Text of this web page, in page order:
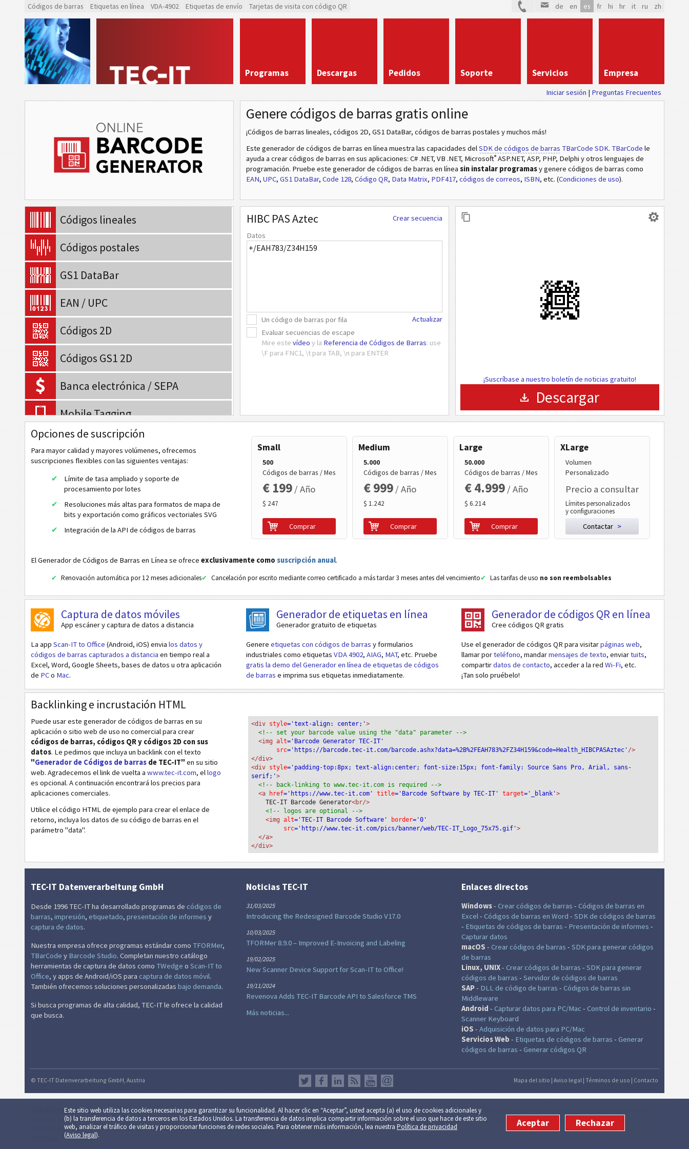
Este sitio web utiliza las cookies necesarias para garantizar su fun­cio­na­li­dad. Al hacer clic en “Aceptar”, usted acepta (a) el uso de cookies adicionales y
(b) la trans­fe­ren­cia de datos a terceros en los Estados Unidos. La trans­fe­ren­cia de datos implica compartir información sobre el uso que hace de este sitio
web, analizar el tráfico de visitas y pro­por­cio­nar funciones de redes sociales. Para obtener más información, lea nuestra Política de privacidad
(Aviso legal).
Aceptar Rechazar
Códigos de barras Etiquetas en línea VDA-4902 Etiquetas de envío Tarjetas de visita con código QR de en es fr hi hr it ru zh
Programas Descargas Pedidos Soporte Servicios Empresa
Iniciar sesión | Preguntas Frecuentes
Genere códigos de barras gratis online
¡Códigos de barras lineales, códigos 2D, GS1 DataBar, códigos de barras postales y muchos más!
Este generador de códigos de barras en línea muestra las capacidades delSDK de códigos de barras TBarCode SDK. TBarCode le
ayuda a crear códigos de barras en sus aplicaciones: C# .NET, VB .NET, Microsoft® ASP.NET, ASP, PHP, Delphi y otros lenguajes de
programación. Pruebe este generador de códigos de barras en línea sin instalar programasy genere códigos de barras como
EAN, UPC, GS1 DataBar, Code 128, Código QR, Data Matrix, PDF417, códigos de correos, ISBN, etc. (Condiciones de uso).
Códigos lineales
Códigos postales
GS1 DataBar
EAN / UPC
Códigos 2D
Códigos GS1 2D
Banca electrónica / SEPA
Mobile Tagging
Códigos de sanidad
Code32
Flattermarken
HIBC LIC 39
HIBC LIC Aztec
HIBC LIC Data Matrix
HIBC LIC Micro PDF 417
HIBC LIC PDF417
HIBC LIC QR-Code
HIBC PAS 39
HIBC PAS Aztec
HIBC PAS Data Matrix
HIBC PAS Micro PDF417
HIBC PAS PDF417
HIBC PAS QR-Code
NTIN (Data Matrix)
Pharmacode One-Track
PPN (Pharmacy Product Number)
Tarjetas de visita
Eventos
Código Wi-Fi
Crear secuencia
HIBC PAS Aztec
Datos
Un código de barras por fila
Evaluar secuencias de escape
Mire este vídeo y la Referencia de Códigos de Barras: use
\F para FNC1, \t para TAB, \n para ENTER
Actualizar
¡Suscríbase a nuestro boletín de noticias gratuito!
Descargar
Opciones de suscripción
Para mayor calidad y mayores volúmenes, ofrecemos
suscripciones flexibles con las siguientes ventajas:
Límite de tasa ampliado y soporte de
procesamiento por lotes
Resoluciones más altas para formatos de mapa de
bits y exportación como gráficos vectoriales SVG
Integración de la API de códigos de barras
Small
500
Códigos de barras / Mes
€ 199 / Año
$ 247
Comprar
Medium
5.000
Códigos de barras / Mes
€ 999 / Año
$ 1.242
Comprar
Large
50.000
Códigos de barras / Mes
€ 4.999 / Año
$ 6.214
Comprar
XLarge
Volumen
Personalizado
Precio a consultar
Límites personalizados
y configuraciones
Contactar >
El Generador de Códigos de Barras en Línea se ofrece exclusivamente como suscripción anual.
Renovación automática por 12 meses adicionales Cancelación por escrito mediante correo certificado a más tardar 3 meses antes del vencimiento Las tarifas de uso no son reembolsables
Captura de datos móviles
App escáner y captura de datos a distancia
La app Scan-IT to Office (Android, iOS) envia los datos y
códigos de barras capturados a distancia en tiempo real a
Excel, Word, Google Sheets, bases de datos u otra aplicación
de PCo Mac.
Generador de etiquetas en línea
Generador gratuito de etiquetas
Genere etiquetas con códigos de barras y formularios
industriales como etiquetas VDA 4902, AIAG, MAT, etc. Pruebe
gratis la demo del Generador en línea de etiquetas de códigos
de barras e imprima sus etiquetas inmediatamente.
Generador de códigos QR en línea
Cree códigos QR gratis
Use el generador de códigos QR para visitarpáginas web,
llamar porteléfono, mandarmensajes de texto, enviartuits,
compartirdatos de contacto, acceder a la red Wi-Fi, etc.
¡Tan solo pruébelo!
Backlinking e incrustación HTML
Puede usar este generador de códigos de barras en su
aplicación o sitio web de uso no comercial para crear
códigos de barras, códigos QR y códigos 2D con sus
datos. Le pedimos que incluya un backlink con el texto
"Generador de Códigos de barras de TEC-IT" en su sitio
web. Agradecemos el link de vuelta a www.tec-it.com, ellogo
es opcional. A continuación encontrará los precios para
aplicaciones comerciales.
Utilice el código HTML de ejemplo para crear el enlace de
retorno, incluya los datos de su código de barras en el
parámetro "data".
<div style='text-align: center;'>
<!-- set your barcode value using the "data" parameter -->
<img alt='Barcode Generator TEC-IT'
src='https://barcode.tec-it.com/barcode.ashx?data=%2B%2FEAH783%2FZ34H159&code=Health_HIBCPASAztec' />
</div>
<div style='padding-top:8px; text-align:center; font-size:15px; font-family: Source Sans Pro, Arial, sans-
serif;'>
<!-- back-linking to www.tec-it.com is required -->
<a
href='https://www.tec-it.com' title='Barcode Software by TEC-IT' target='_blank'>
TEC-IT Barcode Generator<br/>
<!-- logos are optional -->
<img alt='TEC-IT Barcode Software' border='0'
src='http://www.tec-it.com/pics/banner/web/TEC-IT_Logo_75x75.gif'>
</a>
</div>
TEC-IT Datenverarbeitung GmbH
Desde 1996 TEC-IT ha desarrollado programas de códigos de
barras, impresión, etiquetado, presentación de informes y
captura de datos.
Nuestra empresa ofrece programas estándar como TFORMer,
TBarCode y Barcode Studio. Completan nuestro catálogo
herramientas de captura de datos como TWedge o Scan-IT to
Office, y apps de Android/iOS para captura de datos móvil.
También ofrecemos soluciones personalizadas bajo demanda.
Si busca programas de alta calidad, TEC-IT le ofrece la calidad
que busca.
Noticias TEC-IT
31/03/2025
Introducing the Redesigned Barcode Studio V17.0
10/03/2025
TFORMer 8.9.0 – Improved E-Invoicing and Labeling
19/02/2025
New Scanner Device Support for Scan-IT to Office!
19/11/2024
Revenova Adds TEC-IT Barcode API to Salesforce TMS
Más noticias...
Enlaces directos
Windows- Crear códigos de barras - Códigos de barras en
Excel- Códigos de barras en Word - SDK de códigos de barras
- Etiquetas de códigos de barras - Presentación de informes -
Capturar datos
macOS - Crear códigos de barras - SDK para generar códigos
de barras
Linux, UNIX- Crear códigos de barras - SDK para generar
códigos de barras - Servidor de códigos de barras
SAP- DLL de código de barras - Códigos de barras sin
Middleware
Android - Capturar datos para PC/Mac - Control de inventario -
Scanner Keyboard
iOS - Adquisición de datos para PC/Mac
Servicios Web - Etiquetas de códigos de barras - Generar
códigos de barras - Generar códigos QR
© TEC-IT Datenverarbeitung GmbH, Austria Mapa del sitio | Aviso legal | Términos de uso | Contacto
Condiciones de uso: Esta aplicación así como la salida generada están destinados para uso no comercial y/o privado exclusivamente. Solo se permite su uso con propósitos legales según la normativa
nacional e internacional. No se garantiza la funcionalidad, exactitud y/o disponibilidad ininterrumpida del este servicio o de los resultados generados. El uso comercial solo está permitido tras la
aprobación de TEC-IT por escrito.Condiciones de uso y política de privacidad.
4.4.4.15658